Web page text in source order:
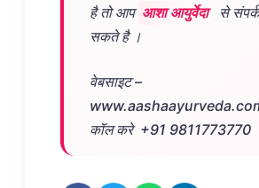
है तो आप आशा आयुर्वेदा
से
सकते है ।
वेबसाइट –
कॉल करे +91 9811773770